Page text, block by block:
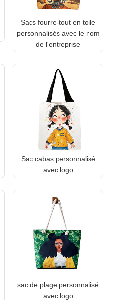
Sacs fourre-tout en toile
personnalisés avec le nom
de l'entreprise
Sac cabas personnalisé
avec logo
sac de plage personnalisé
avec logo